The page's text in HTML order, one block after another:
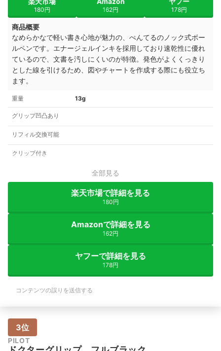
180円 162円 178円
商品概要
なめらかなで軽い書き心地が魅力の、ぺんてるのノック式ボー
ルペンです。エナージェルインキを採用しており速乾性に優れ
ているので、文書を汚しにくいのが特徴。発色がよくくっきり
とした線を引けるため、図やチャートを作成する際にも役立ち
ます。
重量 13g
グリップ凹凸あり
リフィル交換可能
クリップ付き
全部見る
楽天市場で詳細を見る
180円
Amazonで詳細を見る
162円
ヤフーで詳細を見る
178円
コンテンツの誤りを送信する
3位
PILOT